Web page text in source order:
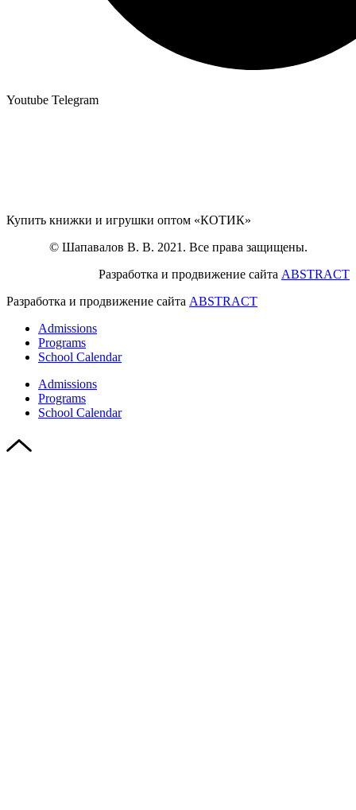
Youtube Telegram
Купить книжки и игрушки оптом «КОТИК»
© Шапавалов В. В. 2021. Все права защищены.
Разработка и продвижение сайта ABSTRACT
Разработка и продвижение сайта ABSTRACT
Admissions
Programs
School Calendar
Admissions
Programs
School Calendar